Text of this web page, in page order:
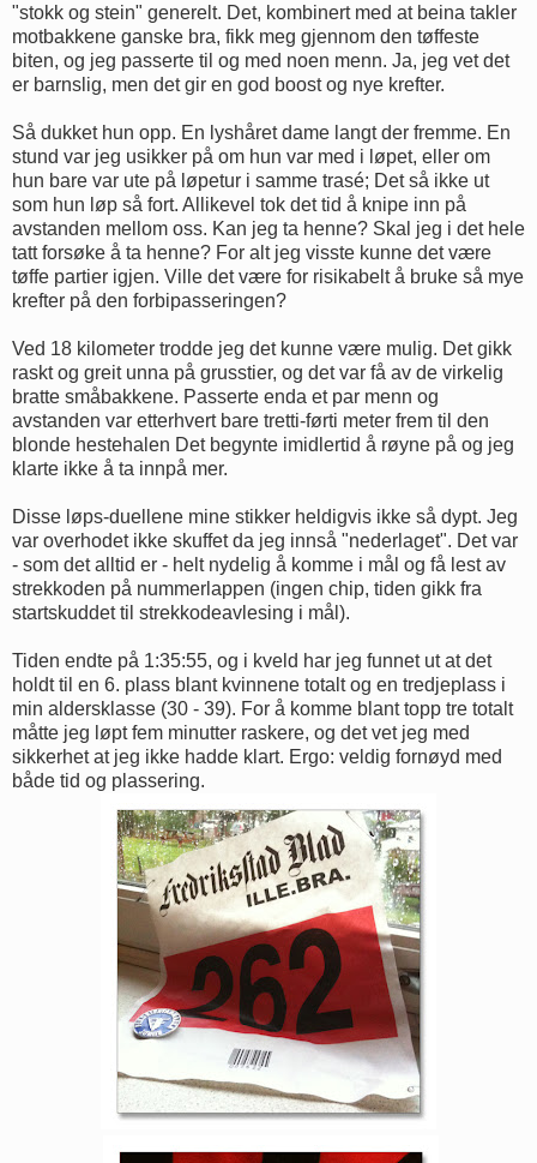
"stokk og stein" generelt. Det, kombinert med at beina takler
motbakkene ganske bra, fikk meg gjennom den tøffeste
biten, og jeg passerte til og med noen menn. Ja, jeg vet det
er barnslig, men det gir en god boost og nye krefter.
Så dukket hun opp. En lyshåret dame langt der fremme. En
stund var jeg usikker på om hun var med i løpet, eller om
hun bare var ute på løpetur i samme trasé; Det så ikke ut
som hun løp så fort. Allikevel tok det tid å knipe inn på
avstanden mellom oss. Kan jeg ta henne? Skal jeg i det hele
tatt forsøke å ta henne? For alt jeg visste kunne det være
tøffe partier igjen. Ville det være for risikabelt å bruke så mye
krefter på den forbipasseringen?
Ved 18 kilometer trodde jeg det kunne være mulig. Det gikk
raskt og greit unna på grusstier, og det var få av de virkelig
bratte småbakkene. Passerte enda et par menn og
avstanden var etterhvert bare tretti-førti meter frem til den
blonde hestehalen Det begynte imidlertid å røyne på og jeg
klarte ikke å ta innpå mer.
Disse løps-duellene mine stikker heldigvis ikke så dypt. Jeg
var overhodet ikke skuffet da jeg innså "nederlaget". Det var
- som det alltid er - helt nydelig å komme i mål og få lest av
strekkoden på nummerlappen (ingen chip, tiden gikk fra
startskuddet til strekkodeavlesing i mål).
Tiden endte på 1:35:55, og i kveld har jeg funnet ut at det
holdt til en 6. plass blant kvinnene totalt og en tredjeplass i
min aldersklasse (30 - 39). For å komme blant topp tre totalt
måtte jeg løpt fem minutter raskere, og det vet jeg med
sikkerhet at jeg ikke hadde klart. Ergo: veldig fornøyd med
både tid og plassering.